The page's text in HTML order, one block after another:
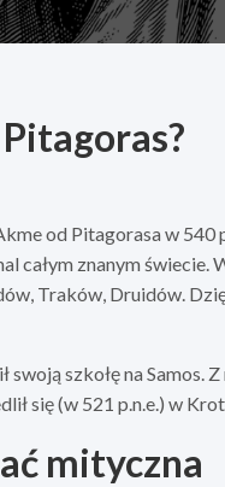
od Pitagorasa w 540
całym znanym
Traków, Druidów.
swoją szkołę na
się (w 521 p.n.e.) w
mityczna